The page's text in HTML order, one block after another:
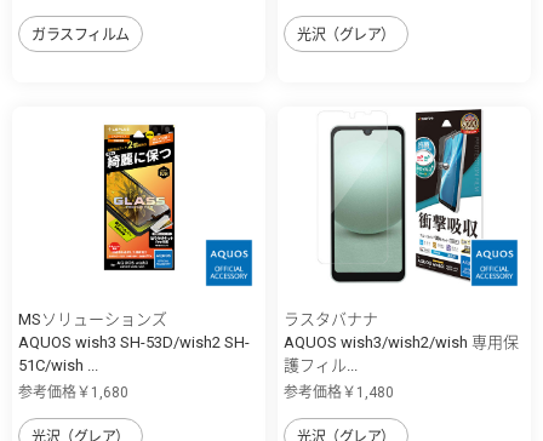
ガラスフィルム 光沢（グレア）
MSソリューションズ
AQUOS wish3 SH-53D/wish2 SH-
51C/wish ...
参考価格￥1,680
光沢（グレア）
ラスタバナナ
AQUOS wish3/wish2/wish 専用保
護フィル...
参考価格￥1,480
光沢（グレア）